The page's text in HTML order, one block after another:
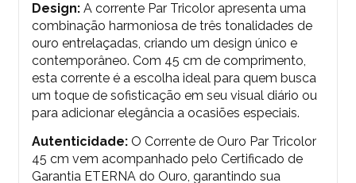
Design: A corrente Par Tricolor apresenta uma
combinação harmoniosa de três tonalidades de
ouro entrelaçadas, criando um design único e
contemporâneo. Com 45 cm de comprimento,
esta corrente é a escolha ideal para quem busca
um toque de sofisticação em seu visual diário ou
para adicionar elegância a ocasiões especiais.
Autenticidade: O Corrente de Ouro Par Tricolor
45 cm vem acompanhado pelo Certificado de
Garantia ETERNA do Ouro, garantindo sua